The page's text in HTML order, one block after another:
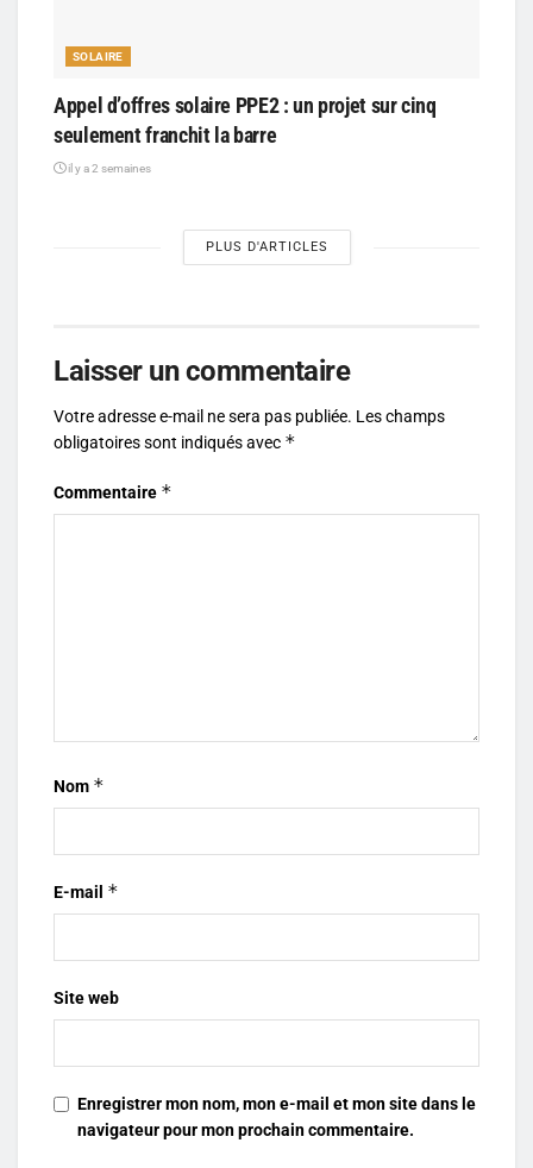
SOLAIRE
Appel d’offres solaire PPE2 : un projet sur cinq
seulement franchit la barre
il y a 2 semaines
PLUS D'ARTICLES
Laisser un commentaire
Votre adresse e-mail ne sera pas publiée. Les champs
obligatoires sont indiqués avec *
Commentaire *
Nom *
E-mail *
Site web
Enregistrer mon nom, mon e-mail et mon site dans le
navigateur pour mon prochain commentaire.